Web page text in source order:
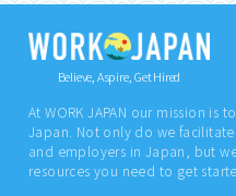
Believe, Aspire, Get Hired
At WORK JAPAN our mission
Japan. Not only do we
and employers in Japan, but
resources you need to get